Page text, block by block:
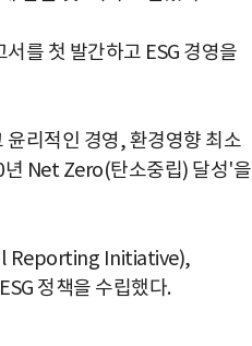
를 첫 발간하고 ESG 경영을
리적인 경영, 환경영향 최소
년 Net Zero(탄소중립) 달성'을
Reporting Initiative),
정책을 수립했다.